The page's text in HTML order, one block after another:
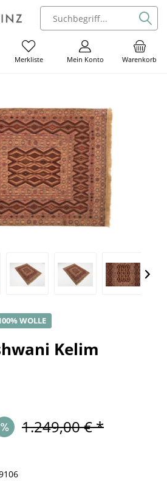
Warenkorb
Mein Konto
Merkliste
WOLLE
Kelim
1.249,00 € *